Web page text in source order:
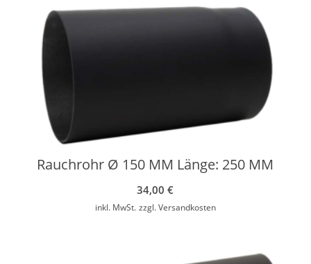
Rauchrohr Ø 150 MM Länge: 250 MM
34,00€
inkl. MwSt. zzgl.Versandkosten